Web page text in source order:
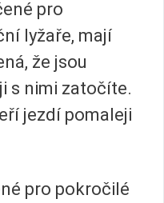
pro
lyžaře, mají
že jsou
s nimi zatočíte.
jezdí pomaleji
pro pokročilé